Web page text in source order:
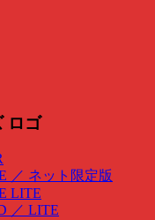
／ ネット限定版
LITE
／ LITE